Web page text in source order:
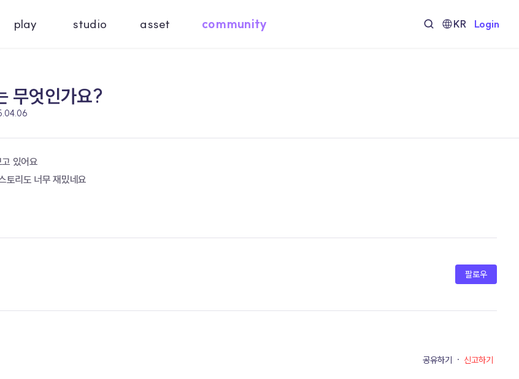
play studio asset community KR Login
무엇인가요?
있어요
토리도 너무 재밌네요
팔로우
공유하기 · 신고하기